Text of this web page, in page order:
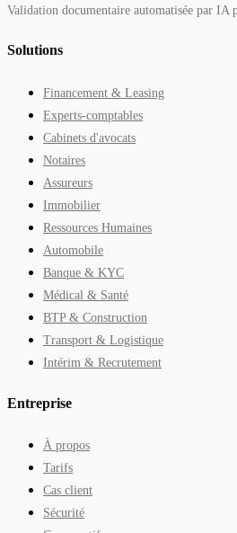
Validation documentaire automatisée par IA
Solutions
Financement & Leasing
Experts-comptables
Cabinets d'avocats
Notaires
Assureurs
Immobilier
Ressources Humaines
Automobile
Banque & KYC
Médical & Santé
BTP & Construction
Transport & Logistique
Intérim & Recrutement
Entreprise
À propos
Tarifs
Cas client
Sécurité